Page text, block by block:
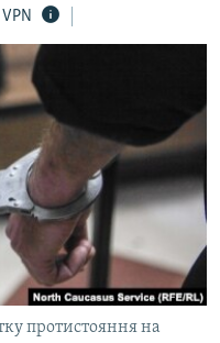
протистояння на